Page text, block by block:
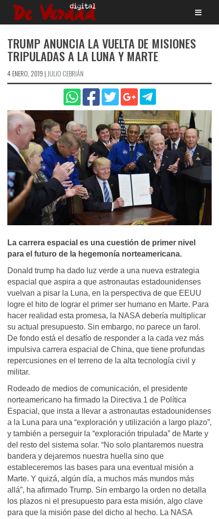
Saltar
TRUMP ANUNCIA LA VUELTA DE MISIONES
TRIPULADAS A LA LUNA Y MARTE
4 ENERO, 2019 | JULIO CEBRIÁN
La carrera espacial es una cuestión de primer nivel
para el futuro de la hegemonía norteamericana.
Donald trump ha dado luz verde a una nueva estrategia
espacial que aspira a que astronautas estadounidenses
vuelvan a pisar la Luna, en la perspectiva de que EEUU
logre el hito de lograr el primer ser humano en Marte. Para
hacer realidad esta promesa, la NASA debería multiplicar
su actual presupuesto. Sin embargo, no parece un farol.
De fondo está el desafío de responder a la cada vez más
impulsiva carrera espacial de China, que tiene profundas
repercusiones en el terreno de la alta tecnología civil y
militar.
Rodeado de medios de comunicación, el presidente
norteamericano ha firmado la Directiva 1 de Política
Espacial, que insta a llevar a astronautas estadounidenses
a la Luna para una “exploración y utilización a largo plazo”,
y también a perseguir la “exploración tripulada” de Marte y
del resto del sistema solar. “No solo plantaremos nuestra
bandera y dejaremos nuestra huella sino que
estableceremos las bases para una eventual misión a
Marte. Y quizá, algún día, a muchos más mundos más
allá”, ha afirmado Trump. Sin embargo la orden no detalla
los plazos ni el presupuesto para esta misión, algo clave
para que la misión pase del dicho al hecho. La NASA